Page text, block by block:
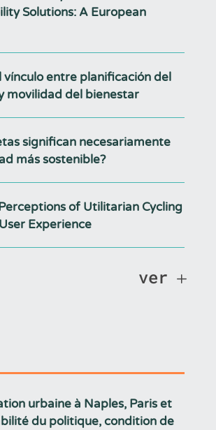
Solutions: A European
vínculo entre planificación del
movilidad del bienestar
significan necesariamente
más sostenible?
of Utilitarian Cycling
Experience
ver
urbaine à Naples, Paris et
du politique, condition de